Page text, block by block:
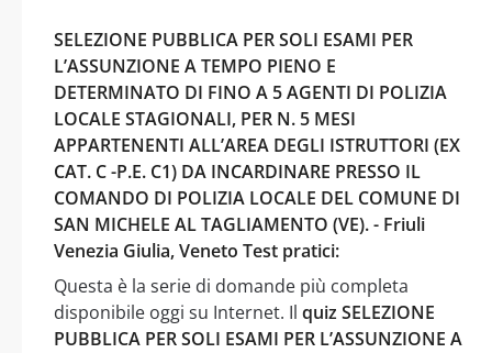
SELEZIONE PUBBLICA PER SOLI ESAMI PER
L’ASSUNZIONE A TEMPO PIENO E
DETERMINATO DI FINO A 5 AGENTI DI POLIZIA
LOCALE STAGIONALI, PER N. 5 MESI
APPARTENENTI ALL’AREA DEGLI ISTRUTTORI (EX
CAT. C -P.E. C1) DA INCARDINARE PRESSO IL
COMANDO DI POLIZIA LOCALE DEL COMUNE DI
SAN MICHELE AL TAGLIAMENTO (VE). - Friuli
Venezia Giulia, Veneto Test pratici:
Questa è la serie di domande più completa
disponibile oggi su Internet. Il quiz SELEZIONE
PUBBLICA PER SOLI ESAMI PER L’ASSUNZIONE A